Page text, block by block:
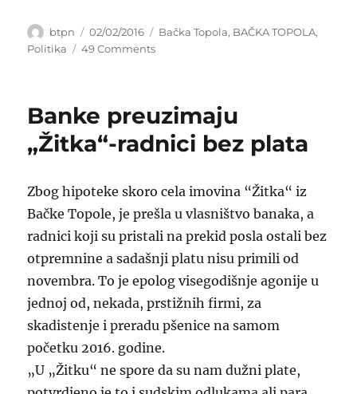
Author
btpn
Posted
on
02/02/2016 Categories
Bačka Topola, BAČKA TOPOLA,
Politika
49 Commentson
“OSTALA
POLITIČKA
BURANIJA”
Banke preuzimaju
„Žitka“-radnici bez plata
Zbog hipoteke skoro cela imovina “Žitka“ iz
Bačke Topole, je prešla u vlasništvo banaka, a
radnici koji su pristali na prekid posla ostali bez
otpremnine a sadašnji platu nisu primili od
novembra. To je epolog visegodišnje agonije u
jednoj od, nekada, prstižnih firmi, za
skadistenje i preradu pšenice na samom
početku 2016. godine.
„U „Žitku“ ne spore da su nam dužni plate,